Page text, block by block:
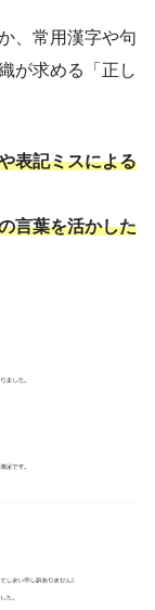
、常用漢字や句
が求める「正し
表記ミスによる
言葉を活かした